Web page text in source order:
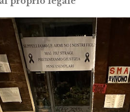
proprio legale